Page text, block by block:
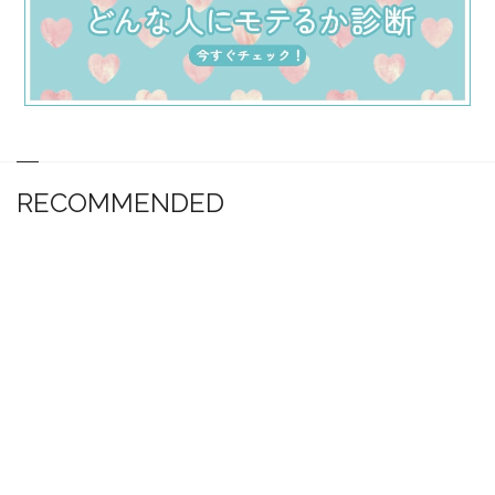
RECOMMENDED